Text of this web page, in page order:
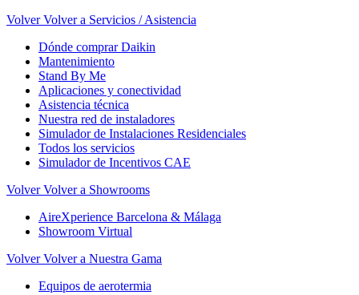
Volver Volver a Servicios / Asistencia
Dónde comprar Daikin
Mantenimiento
Stand By Me
Aplicaciones y conectividad
Asistencia técnica
Nuestra red de instaladores
Simulador de Instalaciones Residenciales
Todos los servicios
Simulador de Incentivos CAE
Volver Volver a Showrooms
AireXperience Barcelona & Málaga
Showroom Virtual
Volver Volver a Nuestra Gama
Equipos de aerotermia